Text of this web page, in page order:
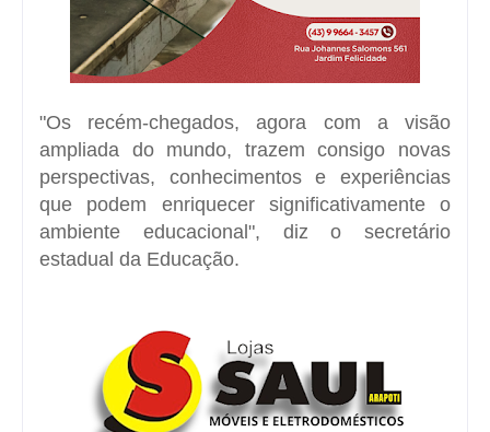
"Os recém-chegados, agora com a visão
ampliada do mundo, trazem consigo novas
perspectivas, conhecimentos e experiências
que podem enriquecer significativamente o
ambiente educacional", diz o secretário
estadual da Educação.